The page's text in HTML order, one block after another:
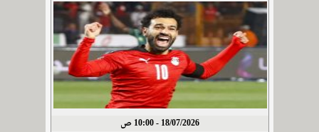
18/07/2026 - 10:00 ص